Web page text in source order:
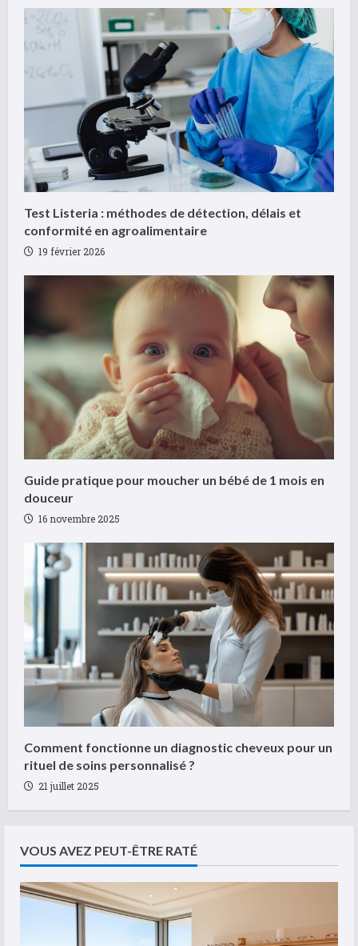
t
e
R
e
a
d
i
n
g
Test Listeria : méthodes de détection, délais et
conformité en agroalimentaire
19 février 2026
Guide pratique pour moucher un bébé de 1 mois en
douceur
16 novembre 2025
Comment fonctionne un diagnostic cheveux pour un
rituel de soins personnalisé ?
21 juillet 2025
VOUS AVEZ PEUT-ÊTRE RATÉ